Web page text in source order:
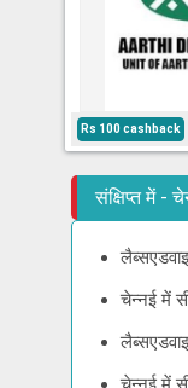
Rs 100 cashback
संक्षिप्त में -
चेन्नई में